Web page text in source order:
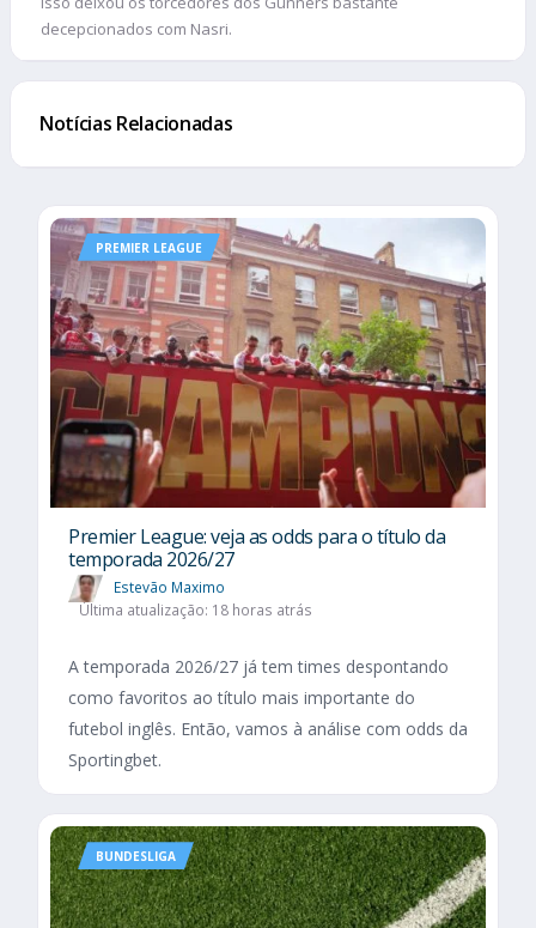
decepcionados com Nasri.
Notícias Relacionadas
PREMIER LEAGUE
Premier League: veja as odds para o título da
temporada 2026/27
Estevão Maximo
Última atualização: 18 horas atrás
A temporada 2026/27 já tem times despontando
como favoritos ao título mais importante do
futebol inglês. Então, vamos à análise com odds da
Sportingbet.
BUNDESLIGA